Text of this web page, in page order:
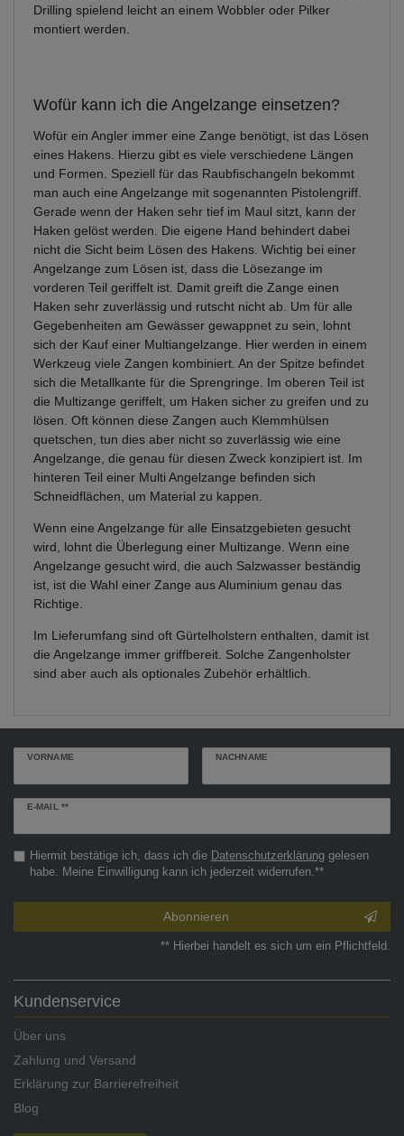
Drilling spielend leicht an einem Wobbler oder Pilker
montiert werden.
Wofür kann ich die Angelzange einsetzen?
Wofür ein Angler immer eine Zange benötigt, ist das Lösen
eines Hakens. Hierzu gibt es viele verschiedene Längen
und Formen. Speziell für das Raubfischangeln bekommt
man auch eine Angelzange mit sogenannten Pistolengriff.
Gerade wenn der Haken sehr tief im Maul sitzt, kann der
Haken gelöst werden. Die eigene Hand behindert dabei
nicht die Sicht beim Lösen des Hakens. Wichtig bei einer
Angelzange zum Lösen ist, dass die Lösezange im
vorderen Teil geriffelt ist. Damit greift die Zange einen
Haken sehr zuverlässig und rutscht nicht ab. Um für alle
Gegebenheiten am Gewässer gewappnet zu sein, lohnt
sich der Kauf einer Multiangelzange. Hier werden in einem
Werkzeug viele Zangen kombiniert. An der Spitze befindet
sich die Metallkante für die Sprengringe. Im oberen Teil ist
die Multizange geriffelt, um Haken sicher zu greifen und zu
lösen. Oft können diese Zangen auch Klemmhülsen
quetschen, tun dies aber nicht so zuverlässig wie eine
Angelzange, die genau für diesen Zweck konzipiert ist. Im
hinteren Teil einer Multi Angelzange befinden sich
Schneidflächen, um Material zu kappen.
Wenn eine Angelzange für alle Einsatzgebieten gesucht
wird, lohnt die Überlegung einer Multizange. Wenn eine
Angelzange gesucht wird, die auch Salzwasser beständig
ist, ist die Wahl einer Zange aus Aluminium genau das
Richtige.
Im Lieferumfang sind oft Gürtelholstern enthalten, damit ist
die Angelzange immer griffbereit. Solche Zangenholster
sind aber auch als optionales Zubehör erhältlich.
VORNAME NACHNAME
E-MAIL **
Newsletter
Hiermit bestätige ich, dass ich die Daten­schutz­erklärunggelesen
habe. Meine Einwilligung kann ich jederzeit widerrufen.**
Abonnieren
** Hierbei handelt es sich um ein Pflichtfeld.
Kundenservice
Über uns
Zahlung und Versand
Erklärung zur Barrierefreiheit
Blog